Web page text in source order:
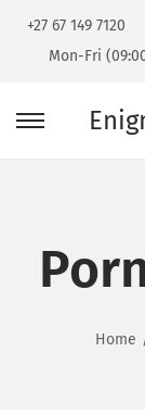
+27 67 149 7120
Mon-Fri
Home